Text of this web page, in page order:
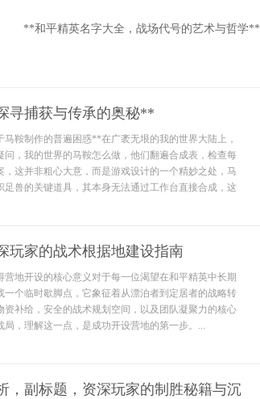
**和平精英名字大全，战场代号的艺术与哲学**
寻捕获与传承的奥秘**
鞍制作的普遍困惑**在广袤无垠的我的世界大陆上，
，我的世界的马鞍怎么做，他们翻遍合成表，检查每
这并非粗心大意，而是游戏设计的一个精妙之处，马
兽的关键道具，其本身无法通过工作台直接合成，这
玩家的战术根据地建设指南
地开设的核心意义对于每一位渴望在和平精英中长期
个临时歇脚点，它象征着从漂泊者到定居者的战略转
补给，安全的战术规划空间，以及团队凝聚力的核心
，理解这一点，是成功开设营地的第一步。...
，副标题，资深玩家的制胜秘籍与沉